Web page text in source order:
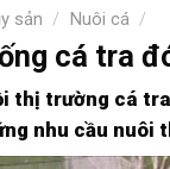
sản / Nuôi cá /
cá tra
thị trường cá
nhu cầu nuôi